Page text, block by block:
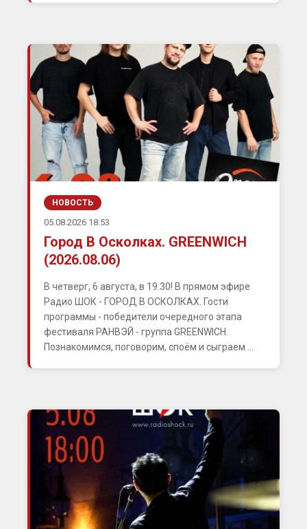
НОВОСТЬ
05.08.2026 18:53
Город В Осколках. GREENWICH
(2026.08.06)
В четверг, 6 августа, в 19:30! В прямом эфире
Радио ШОК - ГОРОД В ОСКОЛКАХ. Гости
программы - победители очередного этапа
фестиваля РАНВЭЙ - группа GREENWICH.
Познакомимся, поговорим, споём и сыграем ...